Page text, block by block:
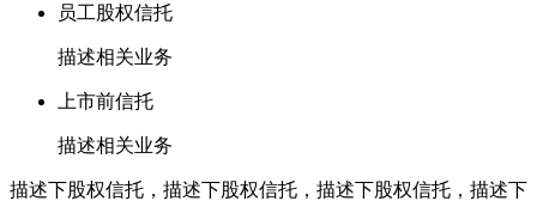
员工股权信托
描述相关业务
上市前信托
描述相关业务
描述下股权信托，描述下股权信托，描述下股权信托，描述下